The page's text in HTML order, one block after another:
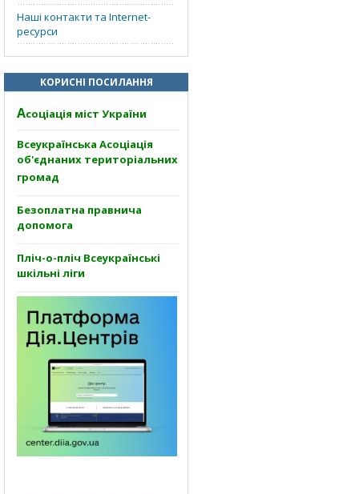
Наші контакти та Internet-
ресурси
КОРИСНІ ПОСИЛАННЯ
Асоціація міст України
Всеукраїнська Асоціація
об'єднаних територіальних
громад
Безоплатна правнича
допомога
Пліч-о-пліч Всеукраїнські
шкільні ліги